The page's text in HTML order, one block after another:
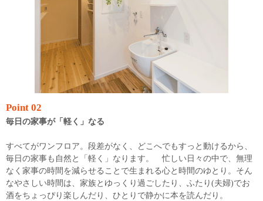
Point 02
毎日の家事が「軽く」なる
すべてがワンフロア。段差がなく、どこへでもすっと動けるから、
毎日の家事も自然と「軽く」なります。 忙しい日々の中で、無理
なく家事の時間を減らせることで生まれる心と時間のゆとり。そん
なやさしい時間は、家族とゆっくり過ごしたり、ふたり(夫婦)でお
酒をちょっぴり楽しんだり、ひとりで静かに本を読んだり。